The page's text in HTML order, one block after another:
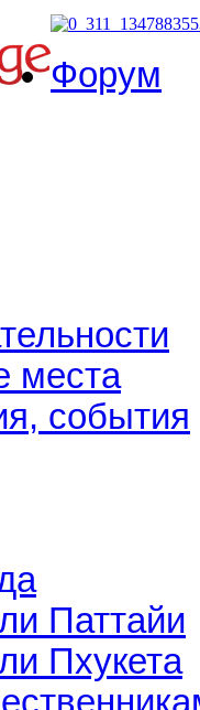
Форум
места
события
Паттайи
Пхукета